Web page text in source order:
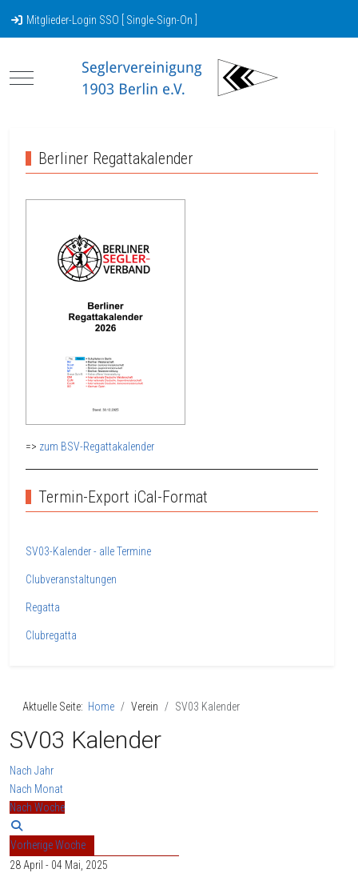
Mitglieder-Login SSO [ Single-Sign-On ]
Mobile Menu Toggle
Berliner Regattakalender
=> zum BSV-Regattakalender
Termin-Export iCal-Format
SV03-Kalender - alle Termine
Clubveranstaltungen
Regatta
Clubregatta
Aktuelle Seite: Home Verein SV03 Kalender
SV03 Kalender
Nach Jahr
Nach Monat
Nach Woche
Vorherige Woche
28 April - 04 Mai, 2025